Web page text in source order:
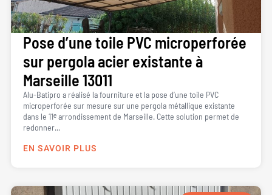
Pose d’une toile PVC microperforée
sur pergola acier existante à
Marseille 13011
Alu-Batipro a réalisé la fourniture et la pose d’une toile PVC
microperforée sur mesure sur une pergola métallique existante
dans le 11ᵉ arrondissement de Marseille. Cette solution permet de
redonner...
EN SAVOIR PLUS